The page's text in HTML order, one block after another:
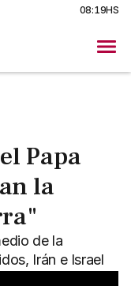
08:19HS
Papa
la
de la
Irán e Israel